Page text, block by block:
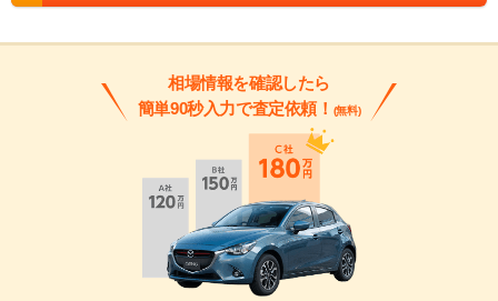
相場情報を確認したら
簡単90秒入力で査定依頼！ (無料)